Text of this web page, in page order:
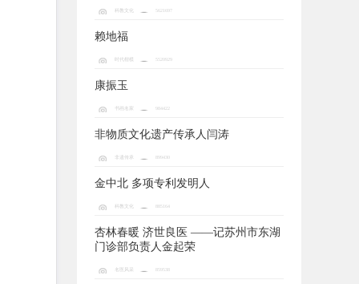
科教文化 5621697
赖地福
5520929
康振玉
书画名家 984422
非物质文化遗产传承人闫涛
非遗传承 899430
金中北 多项专利发明人
科教文化 885164
杏林春暖 济世良医 ——记苏州市东湖
门诊部负责人金起荣
名医风采 859538